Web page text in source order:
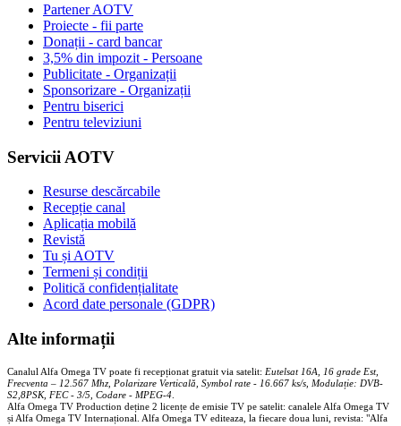
Partener AOTV
Proiecte - fii parte
Donații - card bancar
3,5% din impozit - Persoane
Publicitate - Organizații
Sponsorizare - Organizații
Pentru biserici
Pentru televiziuni
Servicii AOTV
Resurse descărcabile
Recepție canal
Aplicația mobilă
Revistă
Tu și AOTV
Termeni și condiții
Politică confidențialitate
Acord date personale (GDPR)
Alte informații
Canalul Alfa Omega TV poate fi recepționat gratuit via satelit: Eutelsat 16A, 16 grade Est,
Frecventa – 12.567 Mhz, Polarizare Verticală, Symbol rate - 16.667 ks/s, Modulație: DVB-
S2,8PSK, FEC - 3/5, Codare - MPEG-4
Alfa Omega TV Production deține 2 licențe de emisie TV pe satelit: canalele Alfa Omega TV
și Alfa Omega TV Internațional. Alfa Omega TV editeaza, la fiecare doua luni, revista: "Alfa